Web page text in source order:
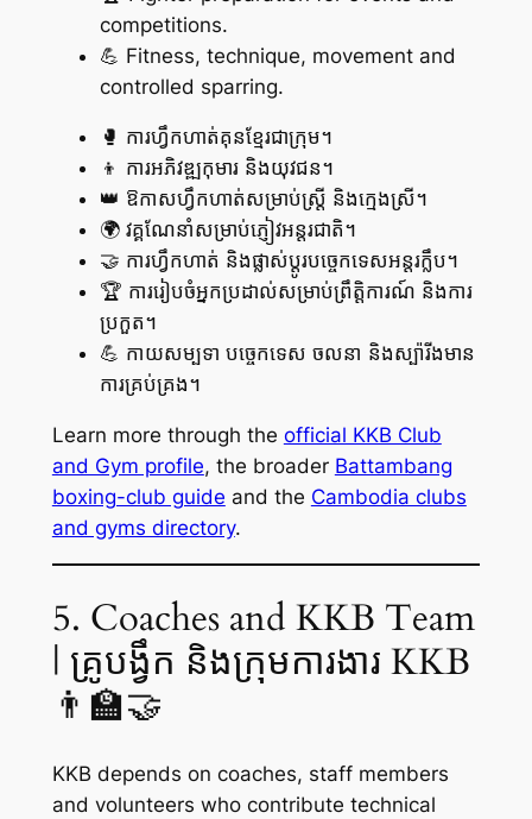
competitions.
💪 Fitness, technique, movement and
controlled sparring.
🥊 ការហ្វឹកហាត់គុនខ្មែរជាក្រុម។
👦 ការអភិវឌ្ឍកុមារ និងយុវជន។
👑 ឱកាសហ្វឹកហាត់សម្រាប់ស្ត្រី និងក្មេងស្រី។
🌍 វគ្គណែនាំសម្រាប់ភ្ញៀវអន្តរជាតិ។
🤝 ការហ្វឹកហាត់ និងផ្លាស់ប្តូរបច្ចេកទេសអន្តរក្លឹប។
🏆 ការរៀបចំអ្នកប្រដាល់សម្រាប់ព្រឹត្តិការណ៍ និងការ
ប្រកួត។
💪 កាយសម្បទា បច្ចេកទេស ចលនា និងស្ប៉ារីងមាន
ការគ្រប់គ្រង។
Learn more through the official KKB Club
and Gym profile, the broader Battambang
boxing-club guide and the Cambodia clubs
and gyms directory.
5. Coaches and KKB Team
| គ្រូបង្វឹក និងក្រុមការងារ KKB
👨‍🏫🤝
KKB depends on coaches, staff members
and volunteers who contribute technical